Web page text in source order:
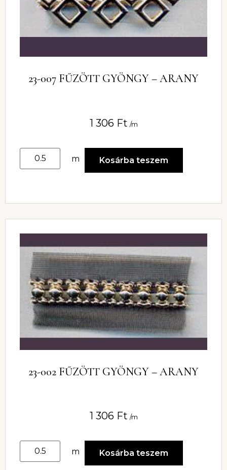
23-007 FŰZÖTT GYÖNGY – ARANY
1 306 Ft /m
m Kosárba teszem
23-002 FŰZÖTT GYÖNGY – ARANY
1 306 Ft /m
m Kosárba teszem